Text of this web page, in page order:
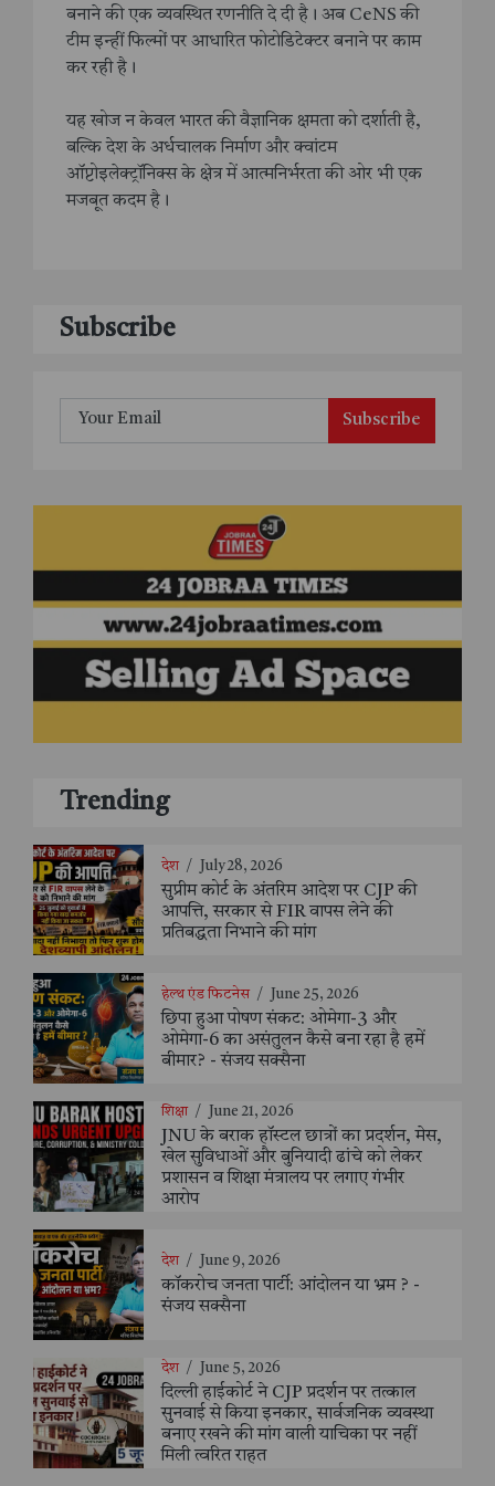
बनाने की एक व्यवस्थित रणनीति दे दी है। अब CeNS की
टीम इन्हीं फिल्मों पर आधारित फोटोडिटेक्टर बनाने पर काम
कर रही है।
यह खोज न केवल भारत की वैज्ञानिक क्षमता को दर्शाती है,
बल्कि देश के अर्धचालक निर्माण और क्वांटम
ऑप्टोइलेक्ट्रॉनिक्स के क्षेत्र में आत्मनिर्भरता की ओर भी एक
मजबूत कदम है।
Subscribe
Subscribe
Trending
देश / July 28, 2026
सुप्रीम कोर्ट के अंतरिम आदेश पर CJP की
आपत्ति, सरकार से FIR वापस लेने की
प्रतिबद्धता निभाने की मांग
हेल्थ एंड फिटनेस / June 25, 2026
छिपा हुआ पोषण संकट: ओमेगा-3 और
ओमेगा-6 का असंतुलन कैसे बना रहा है हमें
बीमार? - संजय सक्सैना
शिक्षा / June 21, 2026
JNU के बराक हॉस्टल छात्रों का प्रदर्शन, मेस,
खेल सुविधाओं और बुनियादी ढांचे को लेकर
प्रशासन व शिक्षा मंत्रालय पर लगाए गंभीर
आरोप
देश / June 9, 2026
कॉकरोच जनता पार्टी: आंदोलन या भ्रम ? -
संजय सक्सैना
देश / June 5, 2026
दिल्ली हाईकोर्ट ने CJP प्रदर्शन पर तत्काल
सुनवाई से किया इनकार, सार्वजनिक व्यवस्था
बनाए रखने की मांग वाली याचिका पर नहीं
मिली त्वरित राहत